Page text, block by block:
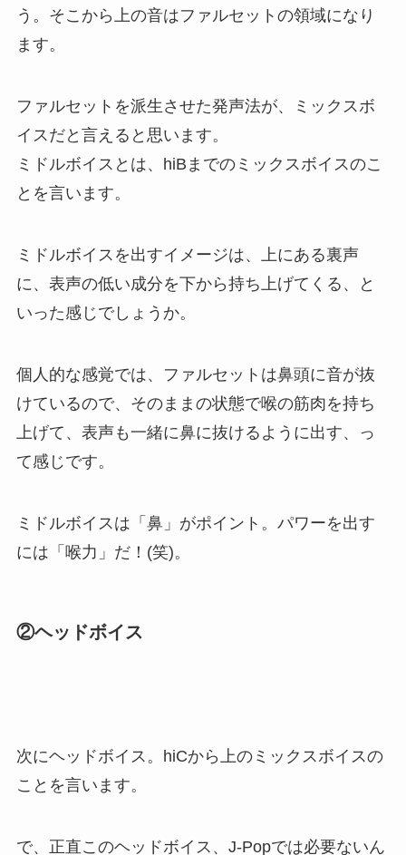
う。そこから上の音はファルセットの領域になり
ます。
ファルセットを派生させた発声法が、ミックスボ
イスだと言えると思います。
ミドルボイスとは、hiBまでのミックスボイスのこ
とを言います。
ミドルボイスを出すイメージは、上にある裏声
に、表声の低い成分を下から持ち上げてくる、と
いった感じでしょうか。
個人的な感覚では、ファルセットは鼻頭に音が抜
けているので、そのままの状態で喉の筋肉を持ち
上げて、表声も一緒に鼻に抜けるように出す、っ
て感じです。
ミドルボイスは「鼻」がポイント。パワーを出す
には「喉力」だ！(笑)。
②ヘッドボイス
次にヘッドボイス。hiCから上のミックスボイスの
ことを言います。
で、正直このヘッドボイス、J-Popでは必要ないん